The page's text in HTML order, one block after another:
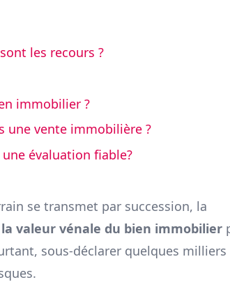
les recours ?
immobilier ?
une vente immobilière ?
évaluation fiable?
se transmet par succession, la
valeur vénale du bien immobilier
sous-déclarer quelques milliers